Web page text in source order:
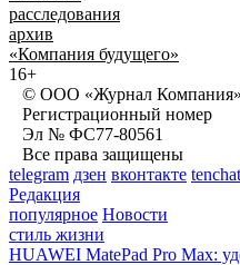
расследования
архив
«Компания будущего»
16+
© ООО «Журнал Компания»
Регистрационный номер
Эл № ФС77-80561
Все права защищены
telegram дзен вконтакте tenchat
Редакция
популярное Новости
стиль жизни
HUAWEI MatePad Pro Max: